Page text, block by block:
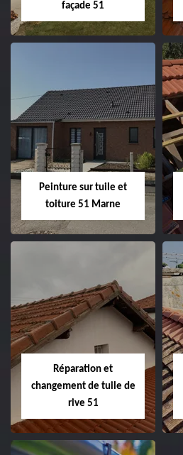
façade 51
Peintre et peinture
de façade 51
Peinture sur tuile et
toiture 51 Marne
Peinture sur tuile
et toiture 51
Marne
Réparation et
changement de tuile de
rive 51